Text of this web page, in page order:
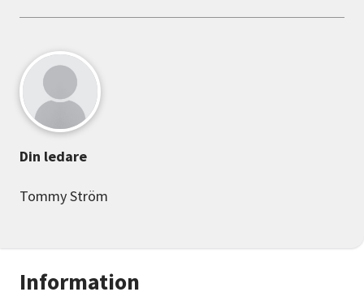
Information
Din ledare
Tommy Ström